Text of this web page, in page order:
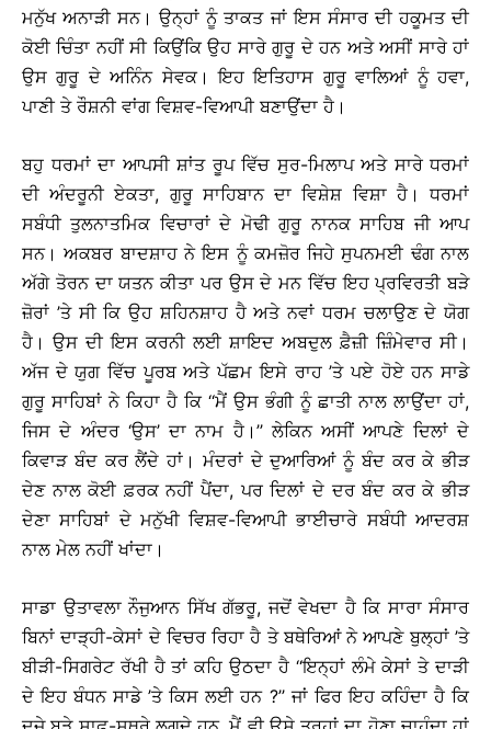
ਮਨੁੱਖ ਅਨਾੜੀ ਸਨ। ਉਨ੍ਹਾਂ ਨੂੰ ਤਾਕਤ ਜਾਂ ਇਸ ਸੰਸਾਰ ਦੀ ਹਕੂਮਤ ਦੀ
ਕੋਈ ਚਿੰਤਾ ਨਹੀਂ ਸੀ ਕਿਉਂਕਿ ਉਹ ਸਾਰੇ ਗੁਰੂ ਦੇ ਹਨ ਅਤੇ ਅਸੀਂ ਸਾਰੇ ਹਾਂ
ਉਸ ਗੁਰੂ ਦੇ ਅਨਿੰਨ ਸੇਵਕ। ਇਹ ਇਤਿਹਾਸ ਗੁਰੂ ਵਾਲਿਆਂ ਨੂੰ ਹਵਾ,
ਪਾਣੀ ਤੇ ਰੌਸ਼ਨੀ ਵਾਂਗ ਵਿਸ਼ਵ-ਵਿਆਪੀ ਬਣਾਉਂਦਾ ਹੈ।
ਬਹੁ ਧਰਮਾਂ ਦਾ ਆਪਸੀ ਸ਼ਾਂਤ ਰੂਪ ਵਿੱਚ ਸੁਰ-ਮਿਲਾਪ ਅਤੇ ਸਾਰੇ ਧਰਮਾਂ
ਦੀ ਅੰਦਰੂਨੀ ਏਕਤਾ, ਗੁਰੂ ਸਾਹਿਬਾਨ ਦਾ ਵਿਸ਼ੇਸ਼ ਵਿਸ਼ਾ ਹੈ। ਧਰਮਾਂ
ਸਬੰਧੀ ਤੁਲਨਾਤਮਿਕ ਵਿਚਾਰਾਂ ਦੇ ਮੋਢੀ ਗੁਰੂ ਨਾਨਕ ਸਾਹਿਬ ਜੀ ਆਪ
ਸਨ। ਅਕਬਰ ਬਾਦਸ਼ਾਹ ਨੇ ਇਸ ਨੂੰ ਕਮਜ਼ੋਰ ਜਿਹੇ ਸੁਪਨਮਈ ਢੰਗ ਨਾਲ
ਅੱਗੇ ਤੋਰਨ ਦਾ ਯਤਨ ਕੀਤਾ ਪਰ ਉਸ ਦੇ ਮਨ ਵਿੱਚ ਇਹ ਪ੍ਰਵਿਰਤੀ ਬੜੇ
ਜ਼ੋਰਾਂ ’ਤੇ ਸੀ ਕਿ ਉਹ ਸ਼ਹਿਨਸ਼ਾਹ ਹੈ ਅਤੇ ਨਵਾਂ ਧਰਮ ਚਲਾਉਣ ਦੇ ਯੋਗ
ਹੈ। ਉਸ ਦੀ ਇਸ ਕਰਨੀ ਲਈ ਸ਼ਾਇਦ ਅਬਦੁਲ ਫ਼ੈਜ਼ੀ ਜ਼ਿੰਮੇਵਾਰ ਸੀ।
ਅੱਜ ਦੇ ਯੁਗ ਵਿੱਚ ਪੂਰਬ ਅਤੇ ਪੱਛਮ ਇਸੇ ਰਾਹ ’ਤੇ ਪਏ ਹੋਏ ਹਨ ਸਾਡੇ
ਗੁਰੂ ਸਾਹਿਬਾਂ ਨੇ ਕਿਹਾ ਹੈ ਕਿ ‘‘ਮੈਂ ਉਸ ਭੰਗੀ ਨੂੰ ਛਾਤੀ ਨਾਲ ਲਾਉਂਦਾ ਹਾਂ,
ਜਿਸ ਦੇ ਅੰਦਰ ‘ਉਸ’ ਦਾ ਨਾਮ ਹੈ।’’ ਲੇਕਿਨ ਅਸੀਂ ਆਪਣੇ ਦਿਲਾਂ ਦੇ
ਕਿਵਾੜ ਬੰਦ ਕਰ ਲੈਂਦੇ ਹਾਂ। ਮੰਦਰਾਂ ਦੇ ਦੁਆਰਿਆਂ ਨੂੰ ਬੰਦ ਕਰ ਕੇ ਭੀੜ
ਦੇਣ ਨਾਲ ਕੋਈ ਫ਼ਰਕ ਨਹੀਂ ਪੈਂਦਾ, ਪਰ ਦਿਲਾਂ ਦੇ ਦਰ ਬੰਦ ਕਰ ਕੇ ਭੀੜ
ਦੇਣਾ ਸਾਹਿਬਾਂ ਦੇ ਮਨੁੱਖੀ ਵਿਸ਼ਵ-ਵਿਆਪੀ ਭਾਈਚਾਰੇ ਸਬੰਧੀ ਆਦਰਸ਼
ਨਾਲ ਮੇਲ ਨਹੀਂ ਖਾਂਦਾ।
ਸਾਡਾ ਉਤਾਵਲਾ ਨੌਜੁਆਨ ਸਿੱਖ ਗੱਭਰੂ, ਜਦੋਂ ਵੇਖਦਾ ਹੈ ਕਿ ਸਾਰਾ ਸੰਸਾਰ
ਬਿਨਾਂ ਦਾੜ੍ਹੀ-ਕੇਸਾਂ ਦੇ ਵਿਚਰ ਰਿਹਾ ਹੈ ਤੇ ਬਥੇਰਿਆਂ ਨੇ ਆਪਣੇ ਬੁਲ੍ਹਾਂ ’ਤੇ
ਬੀੜੀ-ਸਿਗਰੇਟ ਰੱਖੀ ਹੈ ਤਾਂ ਕਹਿ ਉਠਦਾ ਹੈ ‘‘ਇਨ੍ਹਾਂ ਲੰਮੇ ਕੇਸਾਂ ਤੇ ਦਾੜੀ
ਦੇ ਇਹ ਬੰਧਨ ਸਾਡੇ ’ਤੇ ਕਿਸ ਲਈ ਹਨ ?’’ ਜਾਂ ਫਿਰ ਇਹ ਕਹਿੰਦਾ ਹੈ ਕਿ